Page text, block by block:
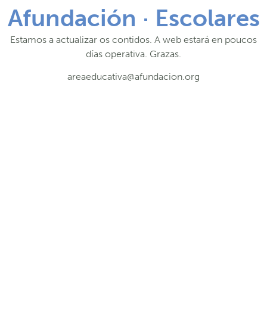
Afundación · Escolares
Estamos a actualizar os contidos. A web estará en poucos
días operativa. Grazas.
areaeducativa@afundacion.org